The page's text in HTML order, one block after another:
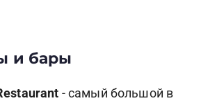
и бары
- самый большой в